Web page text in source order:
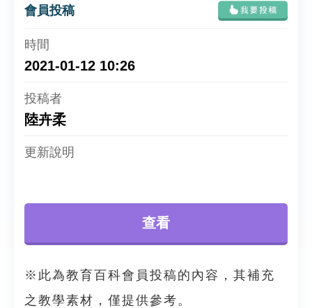
會員投稿
2021-01-12 10:26
查看
陸卉柔
※此為教育百科會員投稿的內容，其補充
之教學素材，僅提供參考。